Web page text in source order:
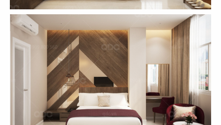
CN Sương Nguyệt Ánh CN Phan Đăng Lưu
THE STREET
CN Mạc Đĩnh Chi - Quận 1
66
THE STREET
CN Cách mạng tháng 8 - Q.3